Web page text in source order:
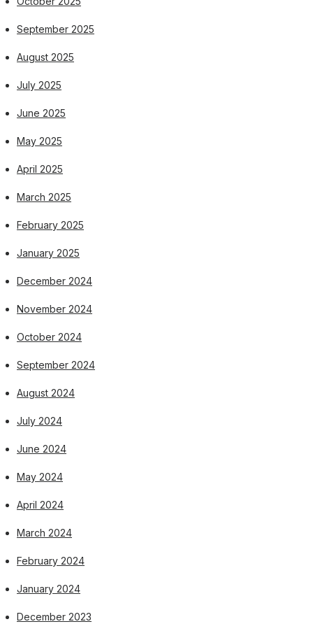
September 2025
August 2025
July 2025
June 2025
May 2025
April 2025
March 2025
February 2025
January 2025
December 2024
November 2024
October 2024
September 2024
August 2024
July 2024
June 2024
May 2024
April 2024
March 2024
February 2024
January 2024
December 2023